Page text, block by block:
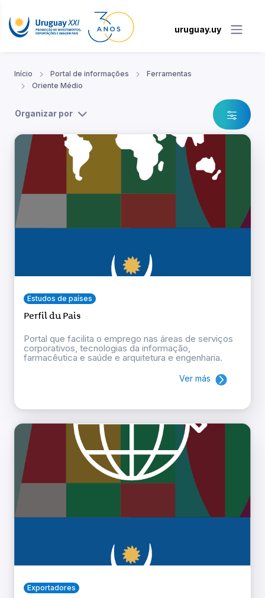
uruguay.uy
Início Portal de informações
Ferramentas
Oriente Médio
Organizar por
Estudos de países
Perfil du Pais
Portal que facilita o emprego nas áreas de serviços
corporativos, tecnologias da informação,
farmacêutica e saúde e arquitetura e engenharia.
Ver más
Exportadores